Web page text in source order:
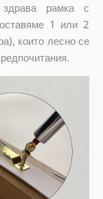
рамка с
1 или 2
които лесно се